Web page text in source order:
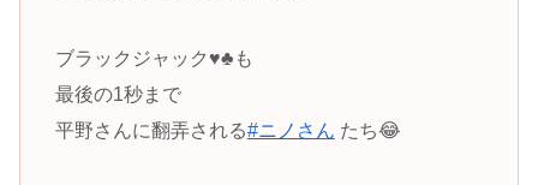
ブラックジャック♥️♣️も
最後の1秒まで
平野さんに翻弄される#ニノさん たち😂